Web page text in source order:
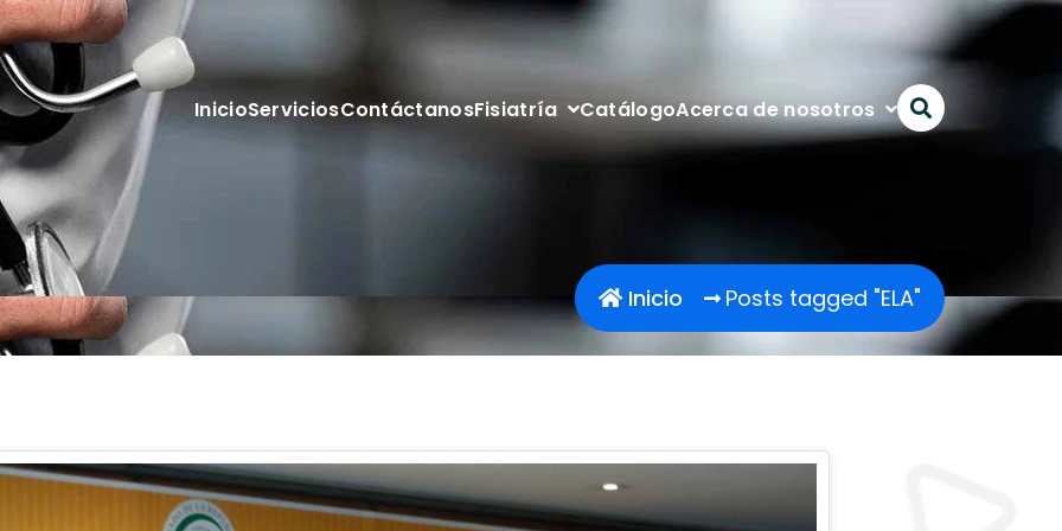
InicioServiciosContáctanosFisiatría CatálogoAcerca de nosotros
Inicio Posts tagged "ELA"